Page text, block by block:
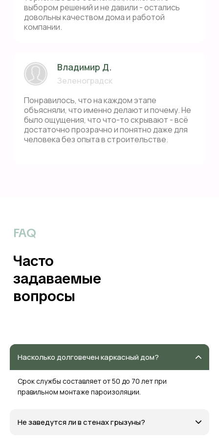
выбором решений и не давили - остались
довольны качеством дома и работой
компании.
Владимир Д.
Зеленоградск
Понравилось, что на каждом этапе
объясняли, что именно делают и почему. Не
было ощущения, что что-то скрывают - всё
достаточно прозрачно и понятно даже для
человека без опыта в строительстве.
FAQ
Часто
задаваемые
вопросы
Насколько долговечен каркасный дом?
Срок службы составляет от 50 до 70 лет при
правильном монтаже пароизоляции.
Не заведутся ли в стенах грызуны?